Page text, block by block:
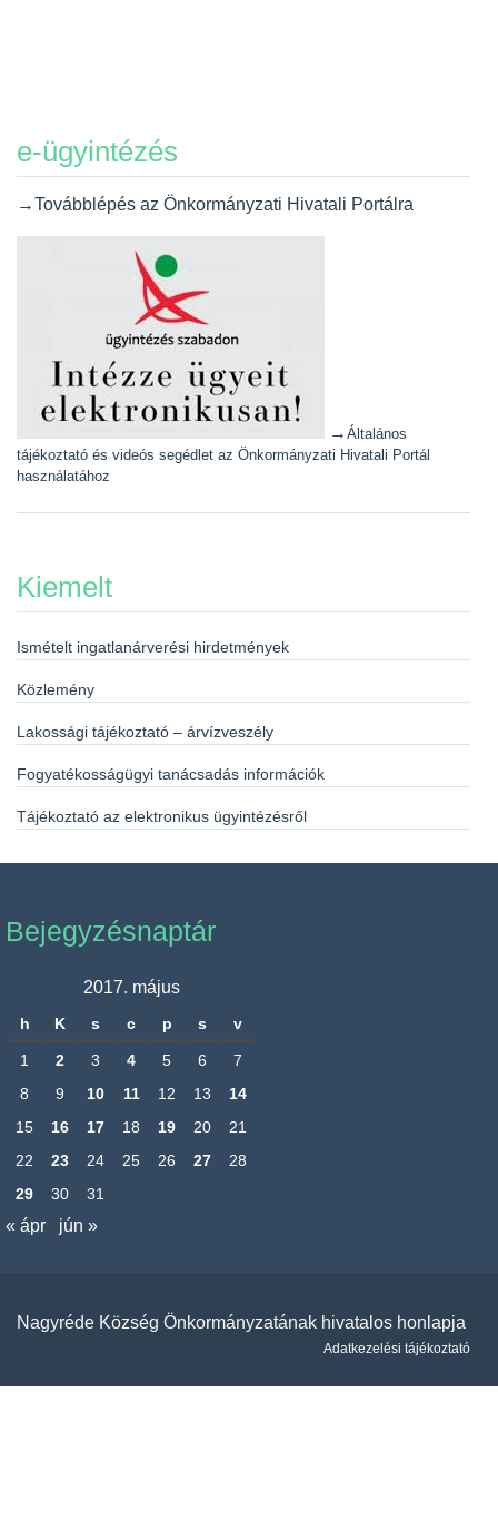
e-ügyintézés
→Továbblépés az Önkormányzati Hivatali Portálra
→ Általános
tájékoztató és videós segédlet az Önkormányzati Hivatali Portál
használatához
Kiemelt
Ismételt ingatlanárverési hirdetmények
Közlemény
Lakossági tájékoztató – árvízveszély
Fogyatékosságügyi tanácsadás információk
Tájékoztató az elektronikus ügyintézésről
Bejegyzésnaptár
2017. május
h K s c p s v
1 2 3 4 5 6
7
8
9 10 11 12 13
14
15
16 17 18 19 20
21
22
23 24 25 26 27
28
29
30 31
« ápr jún »
Nagyréde Község Önkormányzatának hivatalos honlapja
Adatkezelési tájékoztató